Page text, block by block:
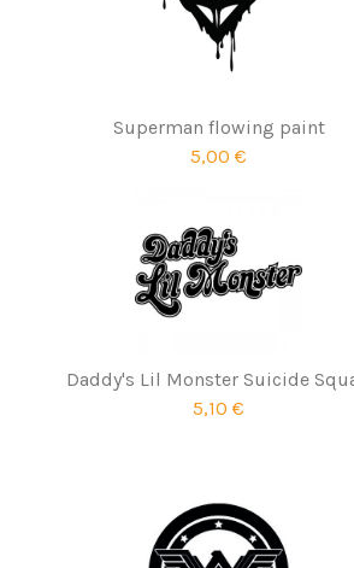
Superman flowing paint
5,00 €
Daddy's Lil Monster Suicide
5,10 €